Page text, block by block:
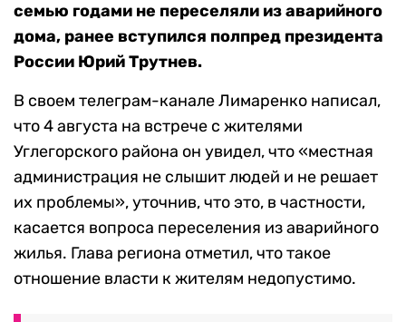
семью годами не переселяли из аварийного
дома, ранее вступился полпред президента
России Юрий Трутнев.
В своем телеграм-канале Лимаренко написал,
что 4 августа на встрече с жителями
Углегорского района он увидел, что«местная
администрация не слышит людей и не решает
их проблемы», уточнив, что это, в частности,
касается вопроса переселения из аварийного
жилья. Глава региона отметил, что такое
отношение власти к жителям недопустимо.